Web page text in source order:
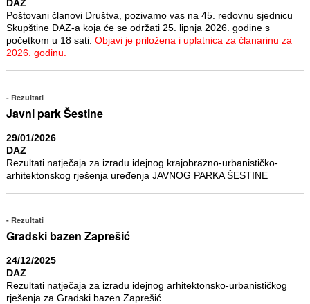
DAZ
Poštovani članovi Društva, pozivamo vas na 45. redovnu sjednicu
Skupštine DAZ-a koja će se održati 25. lipnja 2026. godine s
početkom u 18 sati. Objavi je priložena i uplatnica za članarinu za
2026. godinu.
Rezultati
Javni park Šestine
29/01/2026
DAZ
Rezultati natječaja za izradu idejnog krajobrazno-urbanističko-
arhitektonskog rješenja uređenja JAVNOG PARKA ŠESTINE
Rezultati
Gradski bazen Zaprešić
24/12/2025
DAZ
Rezultati natječaja za izradu idejnog arhitektonsko-urbanističkog
rješenja za Gradski bazen Zaprešić.